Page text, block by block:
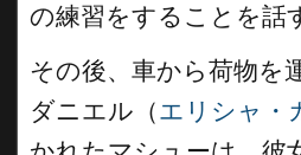
の練習をすることを話
その後、車から荷物を
ダニエル（エリシャ・